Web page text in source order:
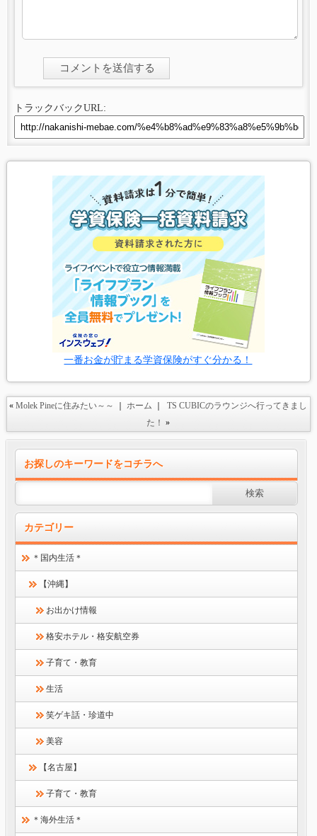
トラックバックURL:
一番お金が貯まる学資保険がすぐ分かる！
«Molek Pineに住みたい～～ ｜ ホーム ｜TS CUBICのラウンジへ行ってきまし
た！ »
お探しのキーワードをコチラへ
カテゴリー
＊国内生活＊
【沖縄】
お出かけ情報
格安ホテル・格安航空券
子育て・教育
生活
笑ゲキ話・珍道中
美容
【名古屋】
子育て・教育
＊海外生活＊